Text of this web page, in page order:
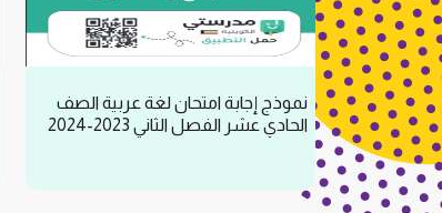
نموذج إجابة امتحان لغة عربية الصف
الحادي عشر الفصل الثاني 2023-2024